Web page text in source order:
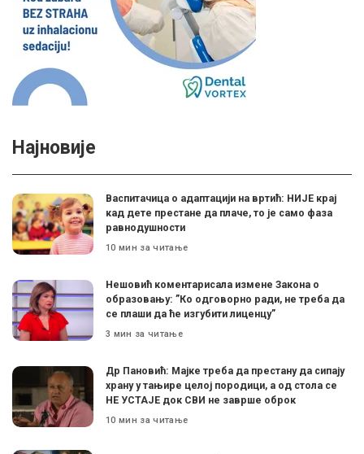
Најновије
Васпитачица о адаптацији на вртић: НИЈЕ крај
кад дете престане да плаче, то је само фаза
равнодушности
10 мин за читање
Нешовић коментарисала измене Закона о
образовању: ”Ко одговорно ради, не треба да
се плаши да ће изгубити лиценцу”
3 мин за читање
Др Пановић: Мајке треба да престану да сипају
храну у тањире целој породици, а од стола се
НЕ УСТАЈЕ док СВИ не заврше оброк
10 мин за читање